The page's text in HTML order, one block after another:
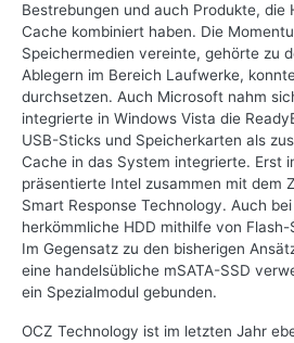
Bestrebungen und auch Produkte, die
Cache kombiniert haben. Die
Speichermedien vereinte, gehörte zu
Ablegern im Bereich Laufwerke,
durchsetzen. Auch Microsoft nahm
integrierte in Windows Vista die
USB-Sticks und Speicherkarten als
Cache in das System integrierte. Erst
präsentierte Intel zusammen mit dem
Smart Response Technology. Auch
herkömmliche HDD mithilfe von
Im Gegensatz zu den bisherigen
eine handelsübliche mSATA-SSD
ein Spezialmodul gebunden.
OCZ Technology ist im letzten Jahr